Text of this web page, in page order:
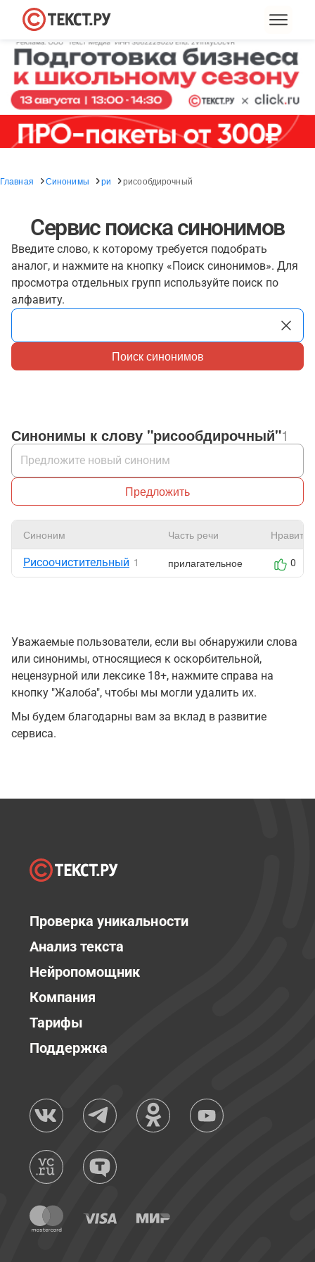
Главная Синонимы ри рисообдирочный
Сервис поиска синонимов
Введите слово, к которому требуется подобрать
аналог, и нажмите на кнопку «Поиск синонимов». Для
просмотра отдельных групп используйте поиск по
алфавиту.
Поиск синонимов
Синонимы к слову "рисообдирочный"1
Предложить
Синоним Часть речи Нравится
Рисоочистительный 1 прилагательное 0
Уважаемые пользователи, если вы обнаружили слова
или синонимы, относящиеся к оскорбительной,
нецензурной или лексике 18+, нажмите справа на
кнопку "Жалоба", чтобы мы могли удалить их.
Мы будем благодарны вам за вклад в развитие
сервиса.
Проверка уникальности
Анализ текста
Нейропомощник
Компания
Тарифы
Поддержка